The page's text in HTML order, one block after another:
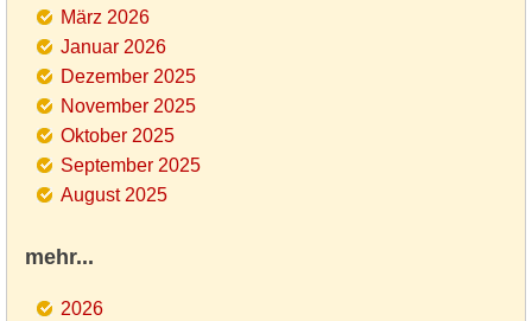
März 2026
Januar 2026
Dezember 2025
November 2025
Oktober 2025
September 2025
August 2025
mehr...
2026